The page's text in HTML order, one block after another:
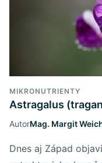
MIKRONUTRIENTY
Astragalus
AutorMag. Margit
Dnes aj Západ